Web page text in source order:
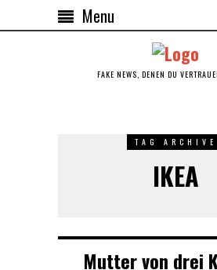
Menu
FAKE NEWS, DENEN DU
TAG ARCHIVE
IKEA
Mutter von drei